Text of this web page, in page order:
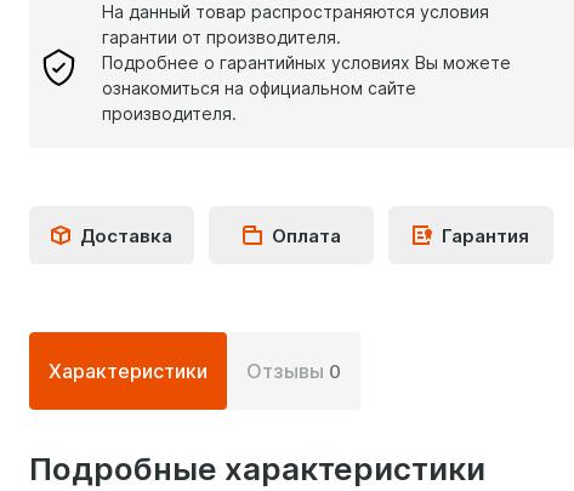
На данный товар распространяются условия
гарантии от производителя.
Подробнее о гарантийных условиях Вы можете
ознакомиться на официальном сайте
производителя.
Доставка Оплата Гарантия
информация
товаре
Характеристики Отзывы 0
Подробные характеристики